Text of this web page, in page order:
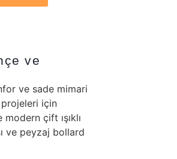
ve
ve sade mimari
için
çift ışıklı
ve peyzaj bollard